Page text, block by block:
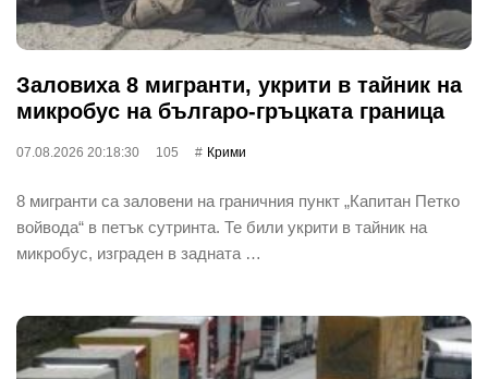
Заловиха 8 мигранти, укрити в тайник на
микробус на българо-гръцката граница
07.08.2026 20:18:30 105 Крими
8 мигранти са заловени на граничния пункт „Капитан Петко
войвода“ в петък сутринта. Те били укрити в тайник на
микробус, изграден в задната …